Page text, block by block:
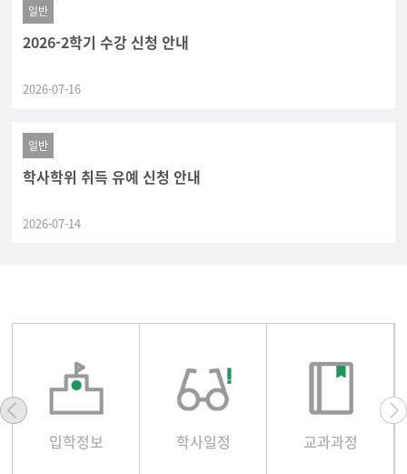
일반
2026-2학기 수강 신청 안내
2026-07-16
일반
학사학위 취득 유예 신청 안내
2026-07-14
입학정보 학사일정 교과과정